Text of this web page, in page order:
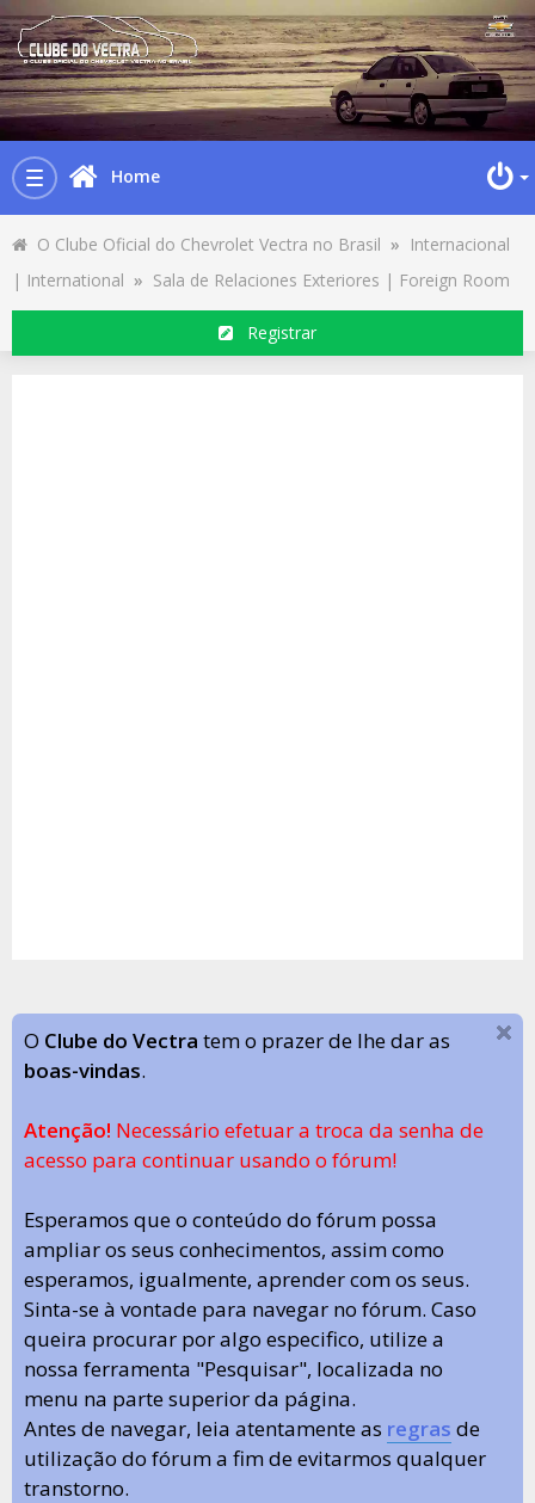
Toggle
navigation
Home
O Clube Oficial do Chevrolet Vectra no Brasil » Internacional
| International » Sala de Relaciones Exteriores | Foreign Room
Registrar
O Clube do Vectra tem o prazer de lhe dar as
boas-vindas.
Atenção! Necessário efetuar a troca da senha de
acesso para continuar usando o fórum!
Esperamos que o conteúdo do fórum possa
ampliar os seus conhecimentos, assim como
esperamos, igualmente, aprender com os seus.
Sinta-se à vontade para navegar no fórum. Caso
queira procurar por algo especifico, utilize a
nossa ferramenta "Pesquisar", localizada no
menu na parte superior da página.
Antes de navegar, leia atentamente as regras de
utilização do fórum a fim de evitarmos qualquer
transtorno.